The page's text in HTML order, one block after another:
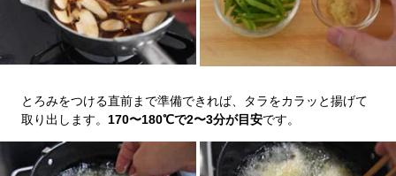
とろみをつける直前まで準備できれば、タラをカラッと揚げて
取り出します。 170〜180℃で2〜3分が目安です。